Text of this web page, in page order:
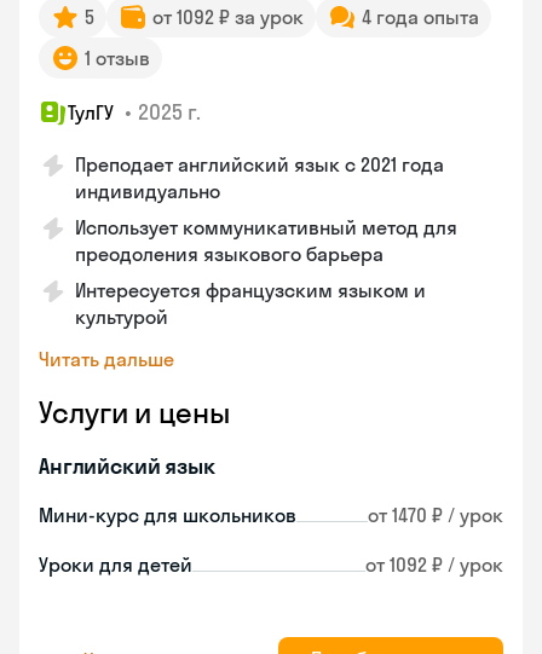
5 от 1092 ₽ за урок
4 года опыта
1 отзыв
ТулГУ • 2025 г.
Преподает английский язык с 2021 года
индивидуально
Использует коммуникативный метод для
преодоления языкового барьера
Интересуется французским языком и
культурой
Читать дальше
Услуги и цены
Английский язык
Мини-курс для школьников от 1470 ₽ / урок
Уроки для детей от 1092 ₽ / урок